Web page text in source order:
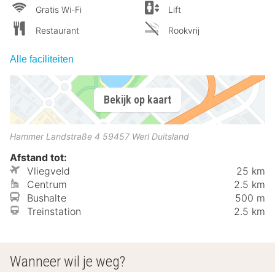
Gratis Wi-Fi
Restaurant
Lift
Rookvrij
Alle faciliteiten
Bekijk op kaart
Hammer Landstraße 4 59457 Werl Duitsland
Afstand tot:
Vliegveld
25 km
Centrum
2.5 km
Bushalte
500 m
Treinstation
2.5 km
Wanneer wil je weg?